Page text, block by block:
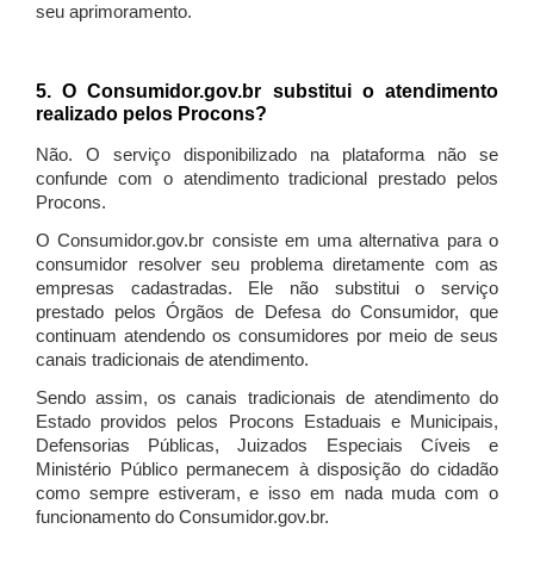
seu aprimoramento.
5. O Consumidor.gov.br substitui o atendimento
realizado pelos Procons?
Não. O serviço disponibilizado na plataforma não se
confunde com o atendimento tradicional prestado pelos
Procons.
O Consumidor.gov.br consiste em uma alternativa para o
consumidor resolver seu problema diretamente com as
empresas cadastradas. Ele não substitui o serviço
prestado pelos Órgãos de Defesa do Consumidor, que
continuam atendendo os consumidores por meio de seus
canais tradicionais de atendimento.
Sendo assim, os canais tradicionais de atendimento do
Estado providos pelos Procons Estaduais e Municipais,
Defensorias Públicas, Juizados Especiais Cíveis e
Ministério Público permanecem à disposição do cidadão
como sempre estiveram, e isso em nada muda com o
funcionamento do Consumidor.gov.br.